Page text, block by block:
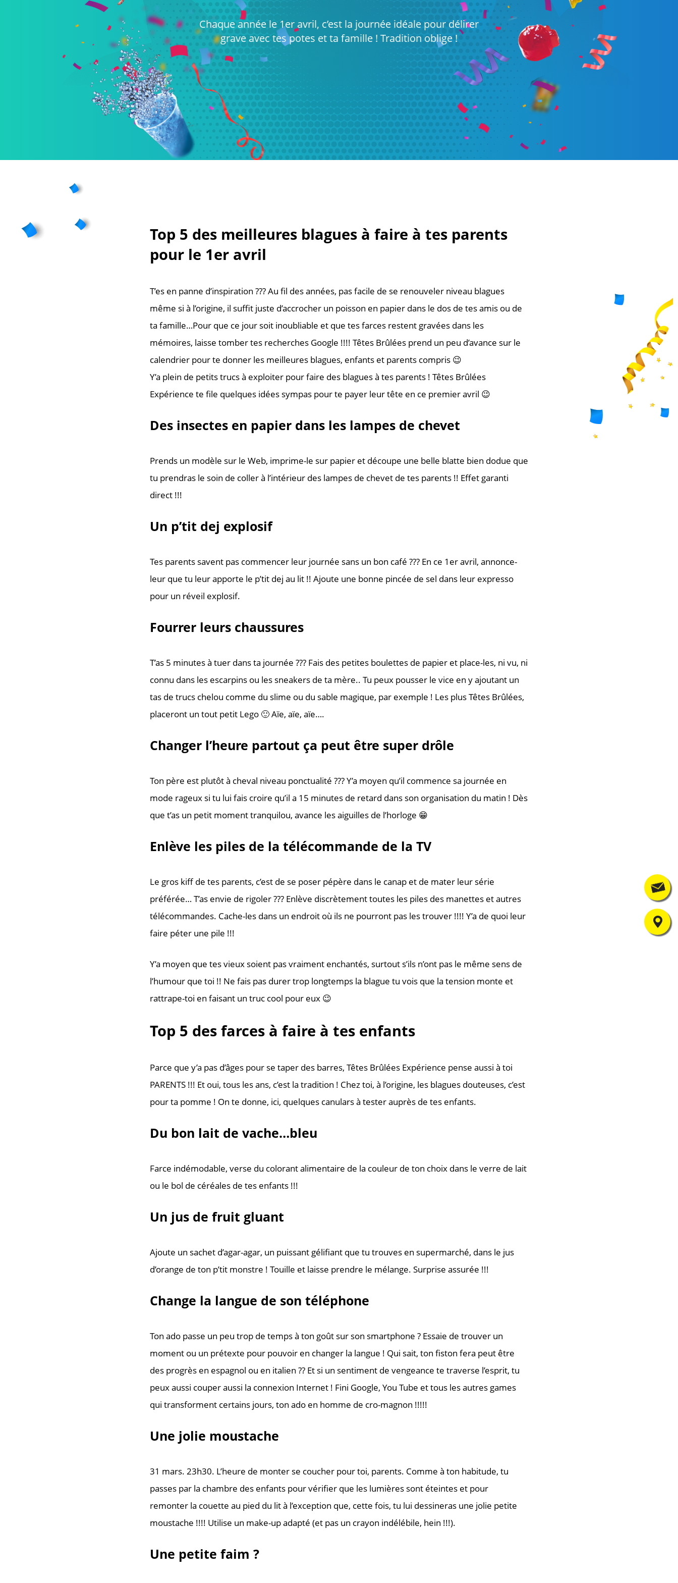
Chaque année le 1er avril, c’est la journée idéale pour délirer
grave avec tes potes et ta famille ! Tradition oblige !
Top 5 des meilleures blagues à faire à tes parents
pour le 1er avril
T’es en panne d’inspiration ??? Au fil des années, pas facile de se renouveler niveau blagues
même si à l’origine, il suffit juste d’accrocher un poisson en papier dans le dos de tes amis ou de
ta famille…Pour que ce jour soit inoubliable et que tes farces restent gravées dans les
mémoires, laisse tomber tes recherches Google !!!! Têtes Brûlées prend un peu d’avance sur le
calendrier pour te donner les meilleures blagues, enfants et parents compris 😉
Y’a plein de petits trucs à exploiter pour faire des blagues à tes parents ! Têtes Brûlées
Expérience te file quelques idées sympas pour te payer leur tête en ce premier avril 😉
Des insectes en papier dans les lampes de chevet
Prends un modèle sur le Web, imprime-le sur papier et découpe une belle blatte bien dodue que
tu prendras le soin de coller à l’intérieur des lampes de chevet de tes parents !! Effet garanti
direct !!!
Un p’tit dej explosif
Tes parents savent pas commencer leur journée sans un bon café ??? En ce 1er avril, annonce-
leur que tu leur apporte le p’tit dej au lit !! Ajoute une bonne pincée de sel dans leur expresso
pour un réveil explosif.
Fourrer leurs chaussures
T’as 5 minutes à tuer dans ta journée ??? Fais des petites boulettes de papier et place-les, ni vu, ni
connu dans les escarpins ou les sneakers de ta mère.. Tu peux pousser le vice en y ajoutant un
tas de trucs chelou comme du slime ou du sable magique, par exemple ! Les plus Têtes Brûlées,
placeront un tout petit Lego 🙂 Aïe, aïe, aïe….
Changer l’heure partout ça peut être super drôle
Ton père est plutôt à cheval niveau ponctualité ??? Y’a moyen qu’il commence sa journée en
mode rageux si tu lui fais croire qu’il a 15 minutes de retard dans son organisation du matin ! Dès
que t’as un petit moment tranquilou, avance les aiguilles de l’horloge 😁
Enlève les piles de la télécommande de la TV
Le gros kiff de tes parents, c’est de se poser pépère dans le canap et de mater leur série
préférée… T’as envie de rigoler ??? Enlève discrètement toutes les piles des manettes et autres
télécommandes. Cache-les dans un endroit où ils ne pourront pas les trouver !!!! Y’a de quoi leur
faire péter une pile !!!
Y’a moyen que tes vieux soient pas vraiment enchantés, surtout s’ils n’ont pas le même sens de
l’humour que toi !! Ne fais pas durer trop longtemps la blague tu vois que la tension monte et
rattrape-toi en faisant un truc cool pour eux 😉
Top 5 des farces à faire à tes enfants
Parce que y’a pas d’âges pour se taper des barres, Têtes Brûlées Expérience pense aussi à toi
PARENTS !!! Et oui, tous les ans, c’est la tradition ! Chez toi, à l’origine, les blagues douteuses, c’est
pour ta pomme ! On te donne, ici, quelques canulars à tester auprès de tes enfants.
Du bon lait de vache…bleu
Farce indémodable, verse du colorant alimentaire de la couleur de ton choix dans le verre de lait
ou le bol de céréales de tes enfants !!!
Un jus de fruit gluant
Ajoute un sachet d’agar-agar, un puissant gélifiant que tu trouves en supermarché, dans le jus
d’orange de ton p’tit monstre ! Touille et laisse prendre le mélange. Surprise assurée !!!
Change la langue de son téléphone
Ton ado passe un peu trop de temps à ton goût sur son smartphone ? Essaie de trouver un
moment ou un prétexte pour pouvoir en changer la langue ! Qui sait, ton fiston fera peut être
des progrès en espagnol ou en italien ?? Et si un sentiment de vengeance te traverse l’esprit, tu
peux aussi couper aussi la connexion Internet ! Fini Google, You Tube et tous les autres games
qui transforment certains jours, ton ado en homme de cro-magnon !!!!!
Une jolie moustache
31 mars. 23h30. L’heure de monter se coucher pour toi, parents. Comme à ton habitude, tu
passes par la chambre des enfants pour vérifier que les lumières sont éteintes et pour
remonter la couette au pied du lit à l’exception que, cette fois, tu lui dessineras une jolie petite
moustache !!!! Utilise un make-up adapté (et pas un crayon indélébile, hein !!!).
Une petite faim ?